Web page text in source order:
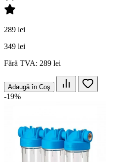
289 lei
349 lei
Fără TVA: 289 lei
Adaugă în Coş
-19%